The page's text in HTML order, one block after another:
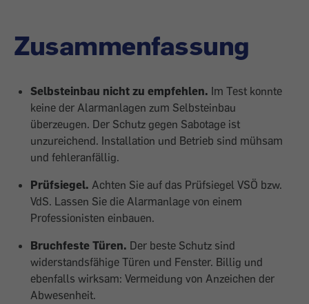
Zusammenfassung
Selbsteinbau nicht zu empfehlen. Im Test konnte
keine der Alarmanlagen zum Selbsteinbau
überzeugen. Der Schutz gegen Sabotage ist
unzureichend. Installation und Betrieb sind mühsam
und fehleranfällig.
Prüfsiegel. Achten Sie auf das Prüfsiegel VSÖ bzw.
VdS. Lassen Sie die Alarmanlage von einem
Professionisten einbauen.
Bruchfeste Türen. Der beste Schutz sind
widerstandsfähige Türen und Fens­ter. Billig und
ebenfalls wirksam: Vermeidung von Anzeichen der
Abwesenheit.